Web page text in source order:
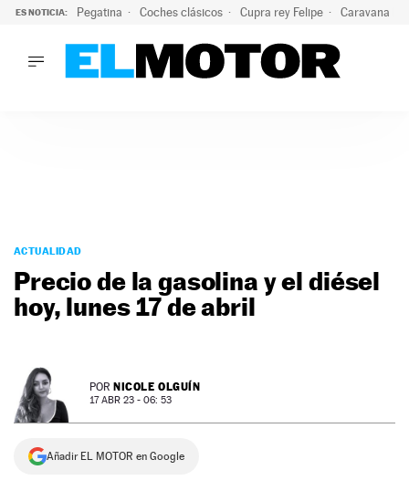
ES NOTICIA: Pegatina Coches clásicos Cupra rey Felipe Caravana
PODCAST
MOTOS
TECNOLOGÍA
SUPERCOCHES
PREMIOS
SERVICIOS
ACTUALIDAD
Precio de la gasolina y el diésel
hoy, lunes 17 de abril
POR NICOLE OLGUÍN
17 ABR 23 - 06: 53
Añadir EL MOTOR en Google